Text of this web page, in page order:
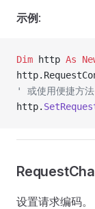
示例 :
Dim http As
' 或使用便捷方法
http.
设置请求编码。